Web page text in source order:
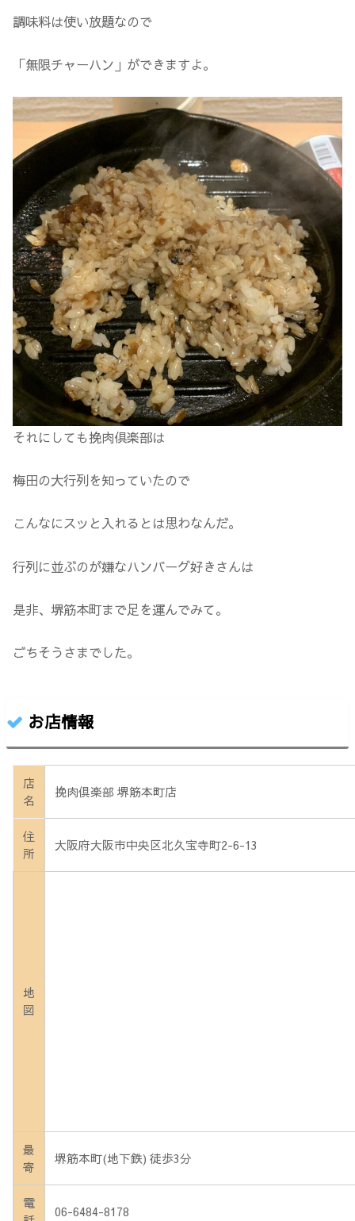
調味料は使い放題なので
「無限チャーハン」ができますよ。
それにしても挽肉倶楽部は
梅田の大行列を知っていたので
こんなにスッと入れるとは思わなんだ。
行列に並ぶのが嫌なハンバーグ好きさんは
是非、堺筋本町まで足を運んでみて。
ごちそうさまでした。
お店情報
店
名
挽肉倶楽部 堺筋本町店
住
所
大阪府大阪市中央区北久宝寺町2-6-13
地
図
最
寄
堺筋本町(地下鉄) 徒歩3分
電
06-6484-8178